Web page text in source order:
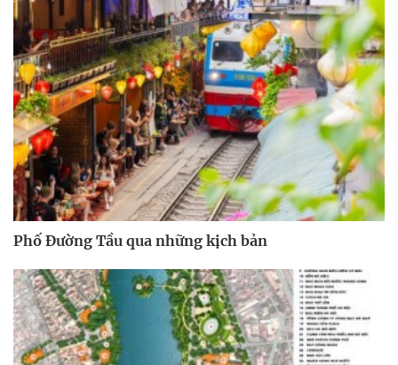
Phố Đường Tầu qua những kịch bản